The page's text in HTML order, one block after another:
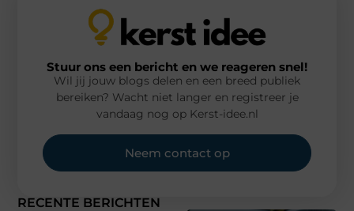
RECENTE BERICHTEN
Stuur ons een bericht en we reageren snel!
Wil jij jouw blogs delen en een breed publiek
bereiken? Wacht niet langer en registreer je
vandaag nog op Kerst-idee.nl
Neem contact op